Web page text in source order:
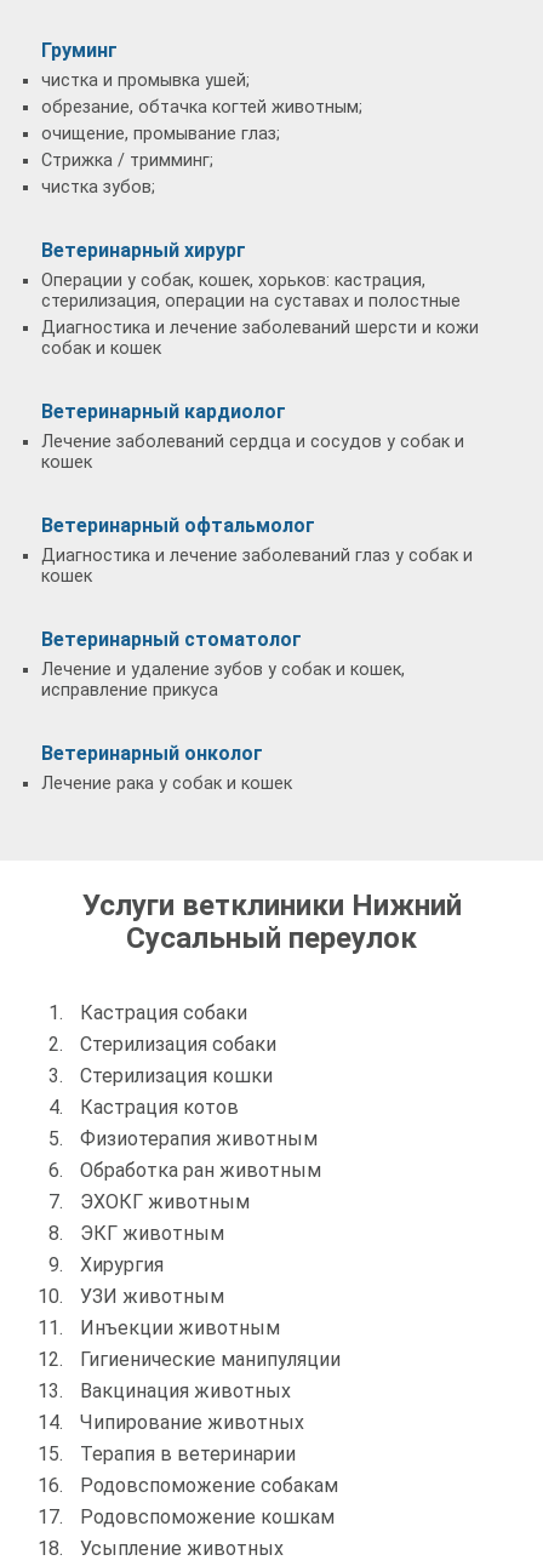
Груминг
чистка и промывка ушей;
обрезание, обтачка когтей животным;
очищение, промывание глаз;
Стрижка / тримминг;
чистка зубов;
Ветеринарный хирург
Операции у собак, кошек, хорьков: кастрация,
стерилизация, операции на суставах и полостные
Диагностика и лечение заболеваний шерсти и кожи
собак и кошек
Ветеринарный кардиолог
Лечение заболеваний сердца и сосудов у собак и
кошек
Ветеринарный офтальмолог
Диагностика и лечение заболеваний глаз у собак и
кошек
Ветеринарный стоматолог
Лечение и удаление зубов у собак и кошек,
исправление прикуса
Ветеринарный онколог
Лечение рака у собак и кошек
Услуги ветклиники Нижний
Сусальный переулок
Кастрация собаки
Стерилизация собаки
Стерилизация кошки
Кастрация котов
Физиотерапия животным
Обработка ран животным
ЭХОКГ животным
ЭКГ животным
Хирургия
УЗИ животным
Инъекции животным
Гигиенические манипуляции
Вакцинация животных
Чипирование животных
Терапия в ветеринарии
Родовспоможение собакам
Родовспоможение кошкам
Усыпление животных